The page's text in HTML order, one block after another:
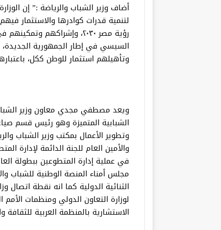
أضاف وزير الشباب والرياضة :” إن
لتنمية قدرات كوادرها والاستثمار
رؤية مصر ٢٠٣٠، وإشراكهم
السيسي في إطار الجمهورية الجديدة،
وتأهيلهم استثمار للوطن ككل،
ويعد مصطفي مجدي معاون وزير الشباب
الشبابية المتميزة وهو رئيس قسم
وتطوير الأعمال بمكتب وزير الشباب
والأمين العام للجنة الدائمة لإدارة
في عملية إدارة المتطوعين ببطولة
مجلس أمناء المنصة الوطنية للشباب
الثنائية الدولية كما انه نقطة اتصال
لوزارة التعاون الدولي ومنظمات
الاستشارية بالمنظمة العربية للثقافة